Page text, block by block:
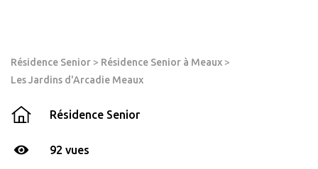
Résidence Senior > Résidence Senior à Meaux >
Les Jardins d'Arcadie Meaux
Résidence Senior
92 vues